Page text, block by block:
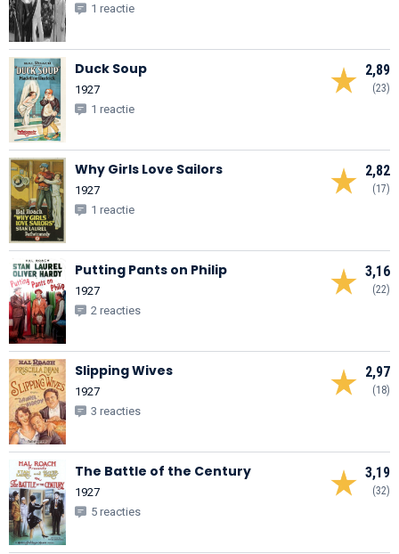
1 reactie
2,89
(23)
Duck Soup
1927
1 reactie
2,82
(17)
Why Girls Love Sailors
1927
1 reactie
3,16
(22)
Putting Pants on Philip
1927
2 reacties
2,97
(18)
Slipping Wives
1927
3 reacties
3,19
(32)
The Battle of the Century
1927
5 reacties